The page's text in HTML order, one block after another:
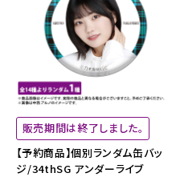
販売期間は終了しました。
【予約商品】個別ランダム缶バッ
ジ/34thSG アンダーライブ